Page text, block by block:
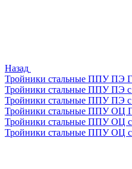
Назад
Тройники стальные ППУ ПЭ
Тройники стальные ППУ ПЭ
Тройники стальные ППУ ПЭ
Тройники стальные ППУ ОЦ
Тройники стальные ППУ ОЦ
Тройники стальные ППУ ОЦ